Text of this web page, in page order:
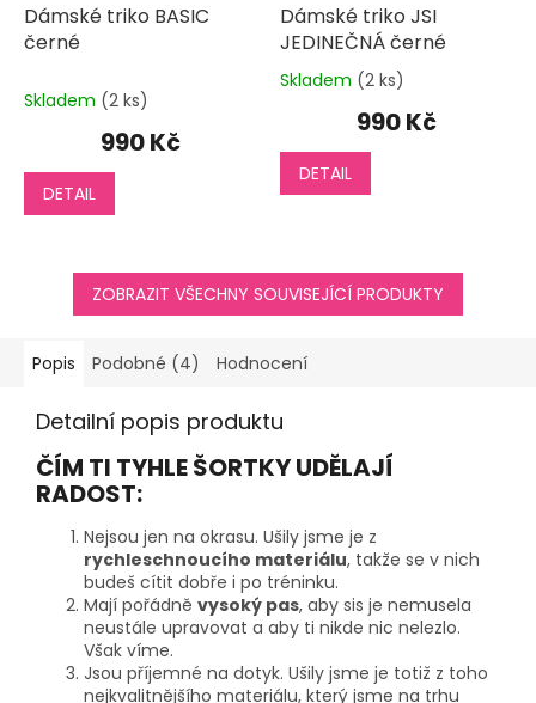
Dámské triko BASIC
černé
Skladem (2 ks)
990 Kč
DETAIL
Dámské triko JSI
JEDINEČNÁ černé
Průměrné
je
3,3
z
Skladem (2 ks)
990 Kč
DETAIL
ZOBRAZIT VŠECHNY SOUVISEJÍCÍ PRODUKTY
Popis Podobné (4) Hodnocení
Detailní popis produktu
ČÍM TI TYHLE ŠORTKY UDĚLAJÍ
RADOST:
Nejsou jen na okrasu. Ušily jsme je z
rychleschnoucího materiálu, takže se v nich
budeš cítit dobře i po tréninku.
Mají pořádně vysoký pas, aby sis je nemusela
neustále upravovat a aby ti nikde nic nelezlo.
Však víme.
Jsou příjemné na dotyk. Ušily jsme je totiž z toho
nejkvalitnějšího materiálu, který jsme na trhu